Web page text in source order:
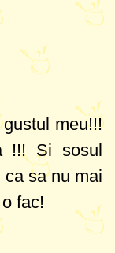
meu!!!
!!! Si sosul
sa nu mai
o fac!